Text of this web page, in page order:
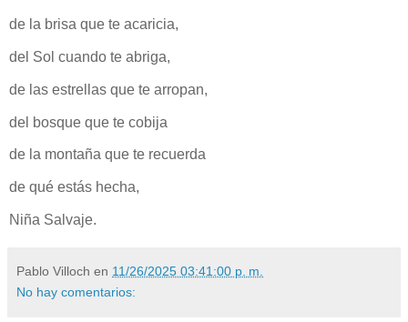
de la brisa que te acaricia,
del Sol cuando te abriga,
de las estrellas que te arropan,
del bosque que te cobija
de la montaña que te recuerda
de qué estás hecha,
Niña Salvaje.
Pablo Villoch en 11/26/2025 03:41:00 p. m.
No hay comentarios: